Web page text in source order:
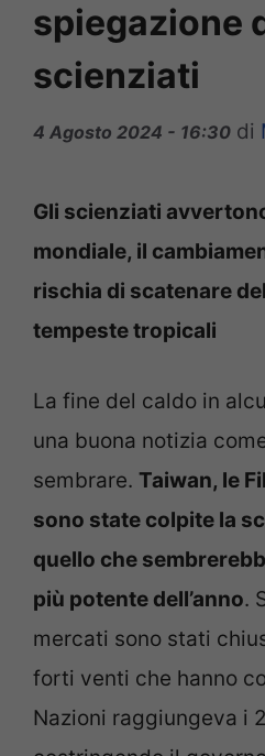
spiegazione
scienziati
4 Agosto 2024 - 16:30 di
Gli scienziati
mondiale, il
rischia di scatenare
tempeste tropicali
La fine del caldo in
una buona notizia
sembrare. Taiwan, le
sono state colpite la
quello che
più potente dell’anno.
mercati sono stati
forti venti che hanno
Nazioni raggiungeva i